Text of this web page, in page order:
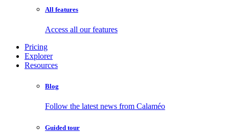
All features
Access all our features
Pricing
Explorer
Resources
Blog
Follow the latest news from Calaméo
Guided tour